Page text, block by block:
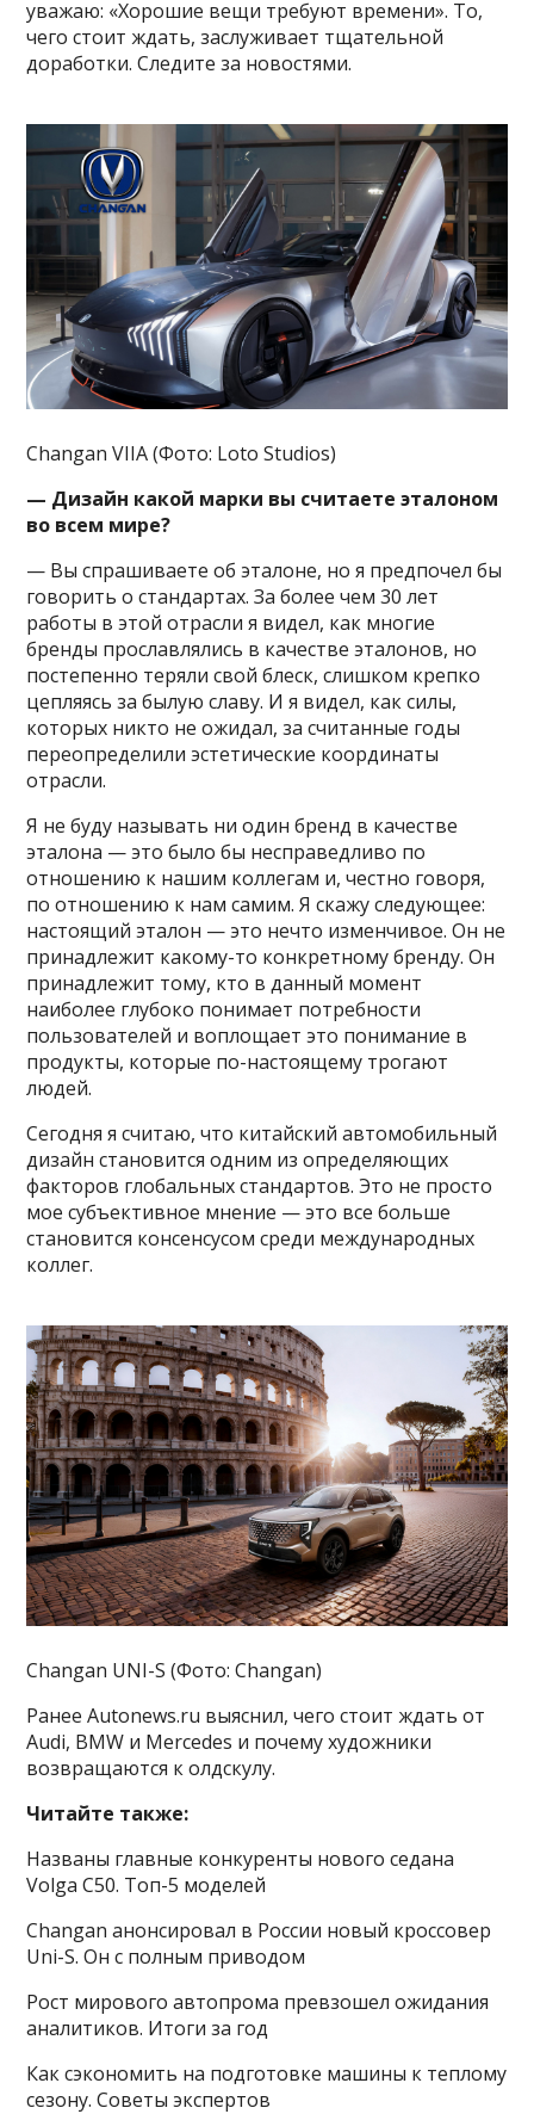
уважаю: «Хорошие вещи требуют времени». То,
чего стоит ждать, заслуживает тщательной
доработки. Следите за новостями.
Changan VIIA (Фото: Loto Studios)
— Дизайн какой марки вы считаете эталоном
во всем мире?
— Вы спрашиваете об эталоне, но я предпочел бы
говорить о стандартах. За более чем 30 лет
работы в этой отрасли я видел, как многие
бренды прославлялись в качестве эталонов, но
постепенно теряли свой блеск, слишком крепко
цепляясь за былую славу. И я видел, как силы,
которых никто не ожидал, за считанные годы
переопределили эстетические координаты
отрасли.
Я не буду называть ни один бренд в качестве
эталона — это было бы несправедливо по
отношению к нашим коллегам и, честно говоря,
по отношению к нам самим. Я скажу следующее:
настоящий эталон — это нечто изменчивое. Он не
принадлежит какому-то конкретному бренду. Он
принадлежит тому, кто в данный момент
наиболее глубоко понимает потребности
пользователей и воплощает это понимание в
продукты, которые по-настоящему трогают
людей.
Сегодня я считаю, что китайский автомобильный
дизайн становится одним из определяющих
факторов глобальных стандартов. Это не просто
мое субъективное мнение — это все больше
становится консенсусом среди международных
коллег.
Changan UNI-S (Фото: Changan)
Ранее Autonews.ru выяснил, чего стоит ждать от
Audi, BMW и Mercedes и почему художники
возвращаются к олдскулу.
Читайте также:
Названы главные конкуренты нового седана
Volga C50. Топ-5 моделей
Changan анонсировал в России новый кроссовер
Uni-S. Он с полным приводом
Рост мирового автопрома превзошел ожидания
аналитиков. Итоги за год
Как сэкономить на подготовке машины к теплому
сезону. Советы экспертов